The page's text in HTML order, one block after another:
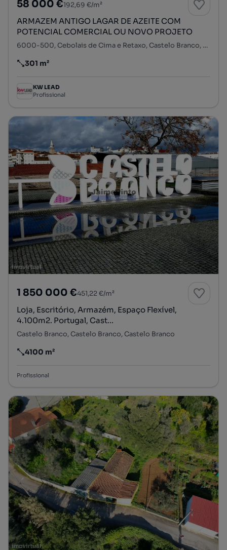
58 000 €192,69 €/m²
ARMAZEM ANTIGO LAGAR DE AZEITE COM
POTENCIAL COMERCIAL OU NOVO PROJETO
6000-500, Cebolais de Cima e Retaxo, Castelo Branco, Castelo Branco
Preço por metro quadrado
301 m²
KW LEAD
Profissional
1 850 000 €451,22 €/m²
Loja, Escritório, Armazém, Espaço Flexível,
4.100m2. Portugal, Cast...
Castelo Branco, Castelo Branco, Castelo Branco
Preço por metro quadrado
4100 m²
Profissional